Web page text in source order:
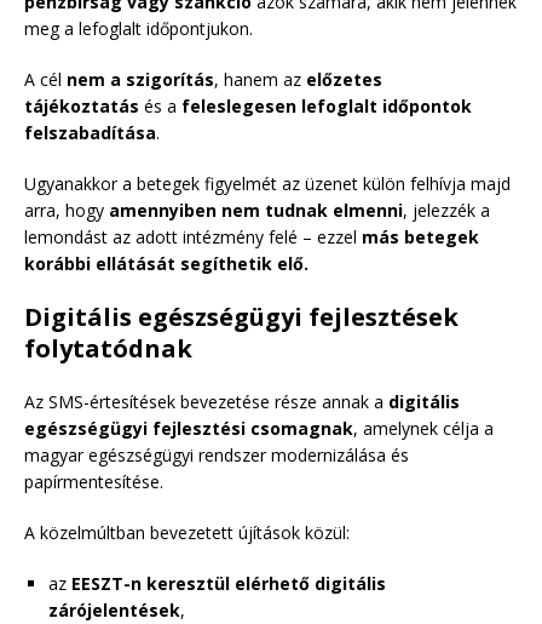
meg a lefoglalt időpontjukon.
A cél nem a szigorítás, hanem az előzetes
tájékoztatás és a feleslegesen lefoglalt időpontok
felszabadítása.
Ugyanakkor a betegek figyelmét az üzenet külön felhívja majd
arra, hogy amennyiben nem tudnak elmenni, jelezzék a
lemondást az adott intézmény felé – ezzel más betegek
korábbi ellátását segíthetik elő.
Digitális egészségügyi fejlesztések
folytatódnak
Az SMS-értesítések bevezetése része annak a digitális
egészségügyi fejlesztési csomagnak, amelynek célja a
magyar egészségügyi rendszer modernizálása és
papírmentesítése.
A közelmúltban bevezetett újítások közül:
az EESZT-n keresztül elérhető digitális
zárójelentések,